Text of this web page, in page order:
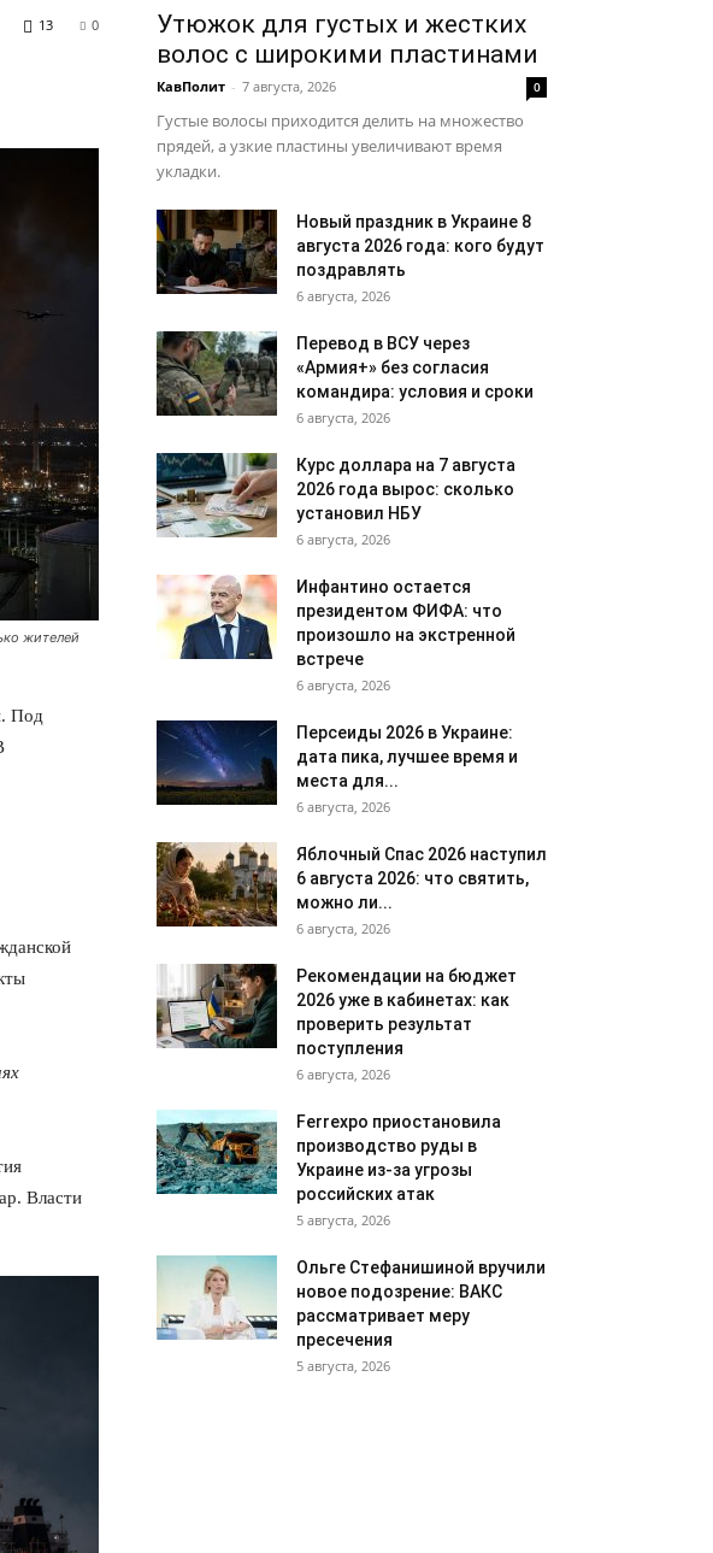
0
13
жителей
Под
Власти
Утюжок для густых и жестких
волос с широкими пластинами
КавПолит - 7 августа, 2026 0
Густые волосы приходится делить на множество
прядей, а узкие пластины увеличивают время
укладки.
Новый праздник в Украине 8
августа 2026 года: кого будут
поздравлять
6 августа, 2026
Перевод в ВСУ через
«Армия+» без согласия
командира: условия и сроки
6 августа, 2026
Курс доллара на 7 августа
2026 года вырос: сколько
установил НБУ
6 августа, 2026
Инфантино остается
президентом ФИФА: что
произошло на экстренной
встрече
6 августа, 2026
Персеиды 2026 в Украине:
дата пика, лучшее время и
места для...
6 августа, 2026
Яблочный Спас 2026 наступил
6 августа 2026: что святить,
можно ли...
6 августа, 2026
Рекомендации на бюджет
2026 уже в кабинетах: как
проверить результат
поступления
6 августа, 2026
Ferrexpo приостановила
производство руды в
Украине из-за угрозы
российских атак
5 августа, 2026
Ольге Стефанишиной вручили
новое подозрение: ВАКС
рассматривает меру
пресечения
5 августа, 2026